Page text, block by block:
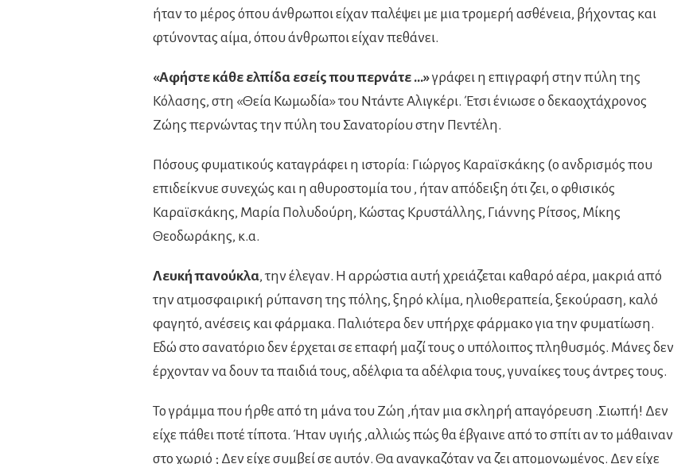
ήταν το μέρος όπου άνθρωποι είχαν παλέψει με μια τρομερή ασθένεια, βήχοντας και
φτύνοντας αίμα, όπου άνθρωποι είχαν πεθάνει.
«Αφήστε κάθε ελπίδα εσείς που περνάτε …»γράφει η επιγραφή στην πύλη της
Κόλασης, στη «Θεία Κωμωδία» του Ντάντε Αλιγκέρι. Έτσι ένιωσε ο δεκαοχτάχρονος
Ζώης περνώντας την πύλη του Σανατορίου στην Πεντέλη.
Πόσους φυματικούς καταγράφει η ιστορία: Γιώργος Καραϊσκάκης (ο ανδρισμός που
επιδείκνυε συνεχώς και η αθυροστομία του , ήταν απόδειξη ότι ζει, ο φθισικός
Καραϊσκάκης, Μαρία Πολυδούρη, Κώστας Κρυστάλλης, Γιάννης Ρίτσος, Μίκης
Θεοδωράκης, κ.α.
Λευκή πανούκλα, την έλεγαν. Η αρρώστια αυτή χρειάζεται καθαρό αέρα, μακριά από
την ατμοσφαιρική ρύπανση της πόλης, ξηρό κλίμα, ηλιοθεραπεία, ξεκούραση, καλό
φαγητό, ανέσεις και φάρμακα. Παλιότερα δεν υπήρχε φάρμακο για την φυματίωση.
Εδώ στο σανατόριο δεν έρχεται σε επαφή μαζί τους ο υπόλοιπος πληθυσμός. Μάνες δεν
έρχονταν να δουν τα παιδιά τους, αδέλφια τα αδέλφια τους, γυναίκες τους άντρες τους.
Το γράμμα που ήρθε από τη μάνα του Ζώη ,ήταν μια σκληρή απαγόρευση .Σιωπή! Δεν
είχε πάθει ποτέ τίποτα. Ήταν υγιής ,αλλιώς πώς θα έβγαινε από το σπίτι αν το μάθαιναν
στο χωριό ; Δεν είχε συμβεί σε αυτόν. Θα αναγκαζόταν να ζει απομονωμένος. Δεν είχε